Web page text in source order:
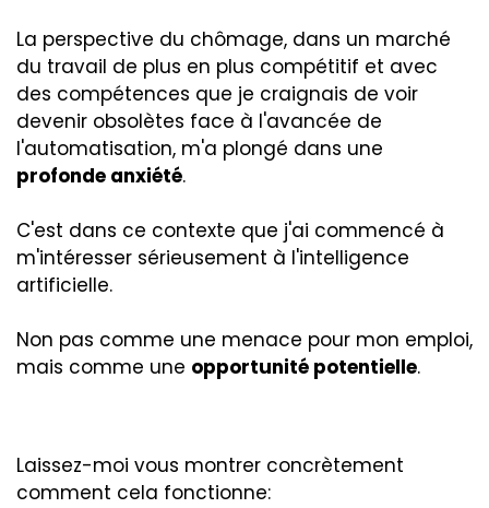
La perspective du chômage, dans un marché
du travail de plus en plus compétitif et avec
des compétences que je craignais de voir
devenir obsolètes face à l'avancée de
l'automatisation, m'a plongé dans une
profonde anxiété.
C'est dans ce contexte que j'ai commencé à
m'intéresser sérieusement à l'intelligence
artificielle.
Non pas comme une menace pour mon emploi,
mais comme une opportunité potentielle.
Laissez-moi vous montrer concrètement
comment cela fonctionne: